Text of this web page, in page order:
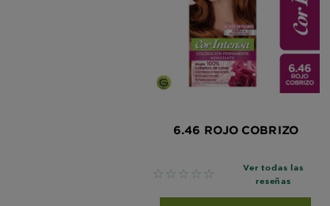
6.46 ROJO COBRIZO
No reviews
Ver todas las
reseñas